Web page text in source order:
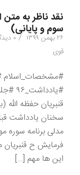
نقد ناظر به
سوم و پایانی)
۲۶ بهمن ۱۳۹۹ / ۰ دیدگاه
قوی
#مشخصات_اسلام
قنبریان حفظه
سخنان یادداشت
مدلی برنامه سوره
این ها مهم […]